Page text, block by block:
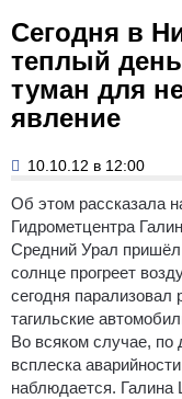
Сегодня в
теплый
туман для
явление
10.10.12 в 12:00
Об этом рассказала
Гидрометцентра
Средний Урал
солнце прогреет
сегодня парализовал
тагильские
Во всяком случае,
всплеска
наблюдается. Галина